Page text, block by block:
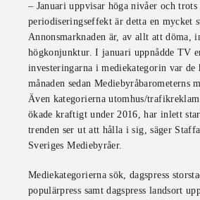
– Januari uppvisar höga nivåer och trots
periodiseringseffekt är detta en mycket
Annonsmarknaden är, av allt att döma,
högkonjunktur. I januari uppnådde TV
investeringarna i mediekategorin var de
månaden sedan Mediebyråbarometerns
Även kategorierna utomhus/
ökade kraftigt under 2016, har inlett
trenden ser ut att hålla i sig, säger
Sveriges Mediebyråer.
Mediekategorierna sök, dagspress
populärpress samt dagspress landsort